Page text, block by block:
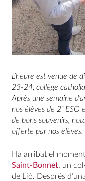
L’heure est venue de
23-24, collège
Après une semaine
nos élèves de 2ᵉ ESO
de bons souvenirs,
offerte par nos élèves.
Ha arribat el
Saint-Bonnet, un
de Lió. Després